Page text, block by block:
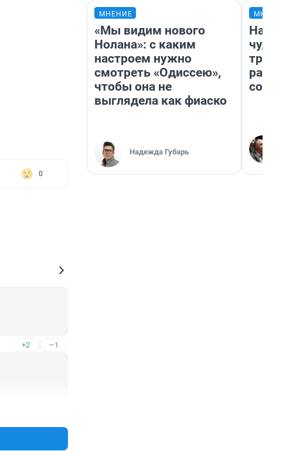
0
+2 –1
МНЕНИЕ
«Мы видим нового
Нолана»: с каким
настроем нужно
смотреть «Одиссею»,
чтобы она не
выглядела как фиаско
Надежда Губарь